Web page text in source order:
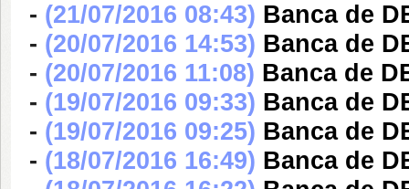
- (21/07/2016 08:43) Banca de
- (20/07/2016 14:53) Banca de
- (20/07/2016 11:08) Banca de
- (19/07/2016 09:33) Banca de
- (19/07/2016 09:25) Banca de
- (18/07/2016 16:49) Banca de